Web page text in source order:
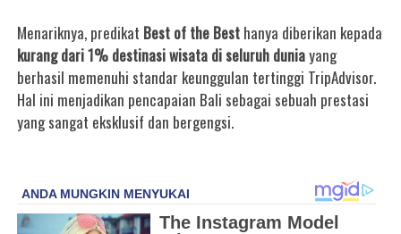
Menariknya, predikat Best of the Best hanya diberikan kepada
kurang dari 1% destinasi wisata di seluruh duniayang
berhasil memenuhi standar keunggulan tertinggi TripAdvisor.
Hal ini menjadikan pencapaian Bali sebagai sebuah prestasi
yang sangat eksklusif dan bergengsi.